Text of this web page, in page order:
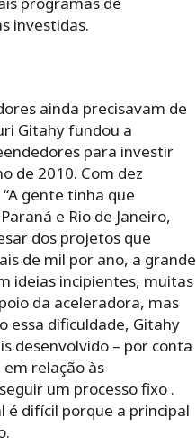
investidas.
ainda precisavam de
Gitahy fundou a
para investir
de 2010. Com dez
gente tinha que
e Rio de Janeiro,
dos projetos que
de mil por ano, a grande
ideias incipientes, muitas
da aceleradora, mas
essa dificuldade, Gitahy
desenvolvido – por conta
relação às
um processo fixo .
é difícil porque a principal